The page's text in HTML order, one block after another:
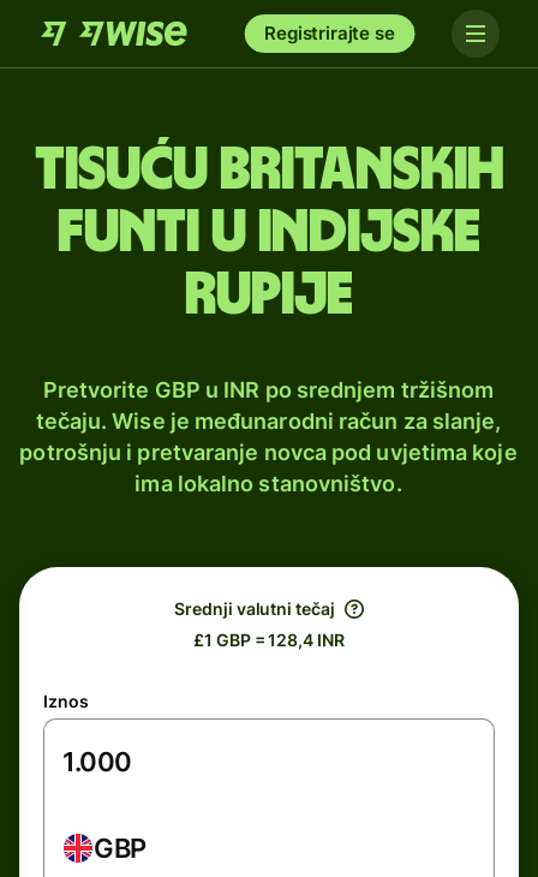
Registrirajte se
tisuću britanskih
funti u indijske
rupije
Pretvorite GBP u INR po srednjem tržišnom
tečaju. Wise je međunarodni račun za slanje,
potrošnju i pretvaranje novca pod uvjetima koje
ima lokalno stanovništvo.
Srednji valutni tečaj
£1 GBP = 128,4 INR
Iznos
GBP